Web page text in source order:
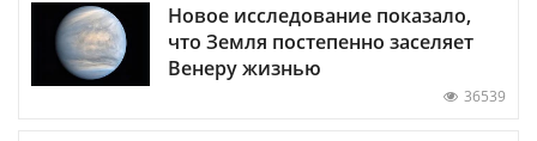
Новое исследование показало,
что Земля постепенно заселяет
Венеру жизнью
36539